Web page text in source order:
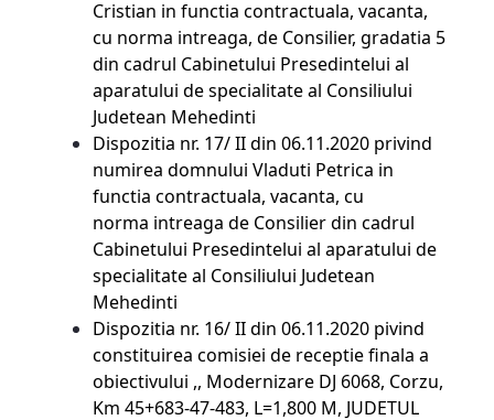
Cristian in functia contractuala, vacanta,
cu norma intreaga, de Consilier, gradatia 5
din cadrul Cabinetului Presedintelui al
aparatului de specialitate al Consiliului
Judetean Mehedinti
Dispozitia nr. 17/ II din 06.11.2020 privind
numirea domnului Vladuti Petrica in
functia contractuala, vacanta, cu
norma intreaga de Consilier din cadrul
Cabinetului Presedintelui al aparatului de
specialitate al Consiliului Judetean
Mehedinti
Dispozitia nr. 16/ II din 06.11.2020 pivind
constituirea comisiei de receptie finala a
obiectivului ,, Modernizare DJ 6068, Corzu,
Km 45+683-47-483, L=1,800 M, JUDETUL